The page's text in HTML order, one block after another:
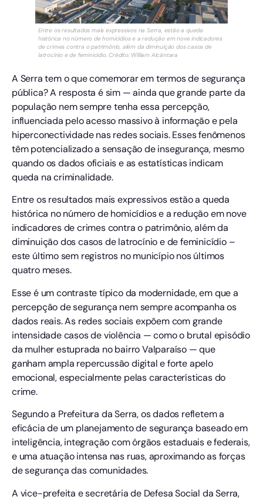
Entre os resultados mais expressivos na Serra, estão a queda
histórica no número de homicídios e a redução em nove indicadores
de crimes contra o patrimônio, além da diminuição dos casos de
latrocínio e de feminicídio. Crédito: William Alcântara
A Serra tem o que comemorar em termos de segurança
pública? A resposta é sim — ainda que grande parte da
população nem sempre tenha essa percepção,
influenciada pelo acesso massivo à informação e pela
hiperconectividade nas redes sociais. Esses fenômenos
têm potencializado a sensação de insegurança, mesmo
quando os dados oficiais e as estatísticas indicam
queda na criminalidade.
Entre os resultados mais expressivos estão a queda
histórica no número de homicídios e a redução em nove
indicadores de crimes contra o patrimônio, além da
diminuição dos casos de latrocínio e de feminicídio –
este último sem registros no município nos últimos
quatro meses.
Esse é um contraste típico da modernidade, em que a
percepção de segurança nem sempre acompanha os
dados reais. As redes sociais expõem com grande
intensidade casos de violência — como o brutal episódio
da mulher estuprada no bairro Valparaíso — que
ganham ampla repercussão digital e forte apelo
emocional, especialmente pelas características do
crime.
Segundo a Prefeitura da Serra, os dados refletem a
eficácia de um planejamento de segurança baseado em
inteligência, integração com órgãos estaduais e federais,
e uma atuação intensa nas ruas, aproximando as forças
de segurança das comunidades.
A vice-prefeita e secretária de Defesa Social da Serra,